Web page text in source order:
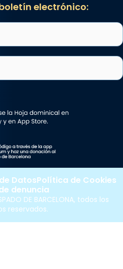
electrónico:
DE BARCELONA, todos los
reservados.
DatosPolítica de Cookies
denuncia